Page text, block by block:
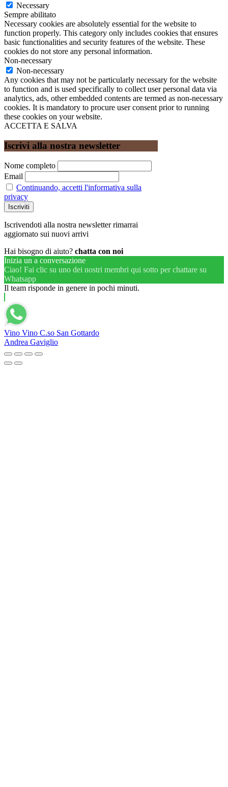
Necessary
Sempre abilitato
Necessary cookies are absolutely essential for the website to
function properly. This category only includes cookies that ensures
basic functionalities and security features of the website. These
cookies do not store any personal information.
Non-necessary
Non-necessary
Any cookies that may not be particularly necessary for the website
to function and is used specifically to collect user personal data via
analytics, ads, other embedded contents are termed as non-necessary
cookies. It is mandatory to procure user consent prior to running
these cookies on your website.
ACCETTA E SALVA
Iscrivi alla nostra newsletter
Nome completo
Email
Continuando, accetti l'informativa sulla
privacy
Iscrivendoti alla nostra newsletter rimarrai
aggiornato sui nuovi arrivi
Hai bisogno di aiuto? chatta con noi
Inizia un a conversazione
Ciao! Fai clic su uno dei nostri membri qui sotto per chattare su
Whatsapp
Il team risponde in genere in pochi minuti.
Vino Vino C.so San Gottardo
Andrea Gaviglio